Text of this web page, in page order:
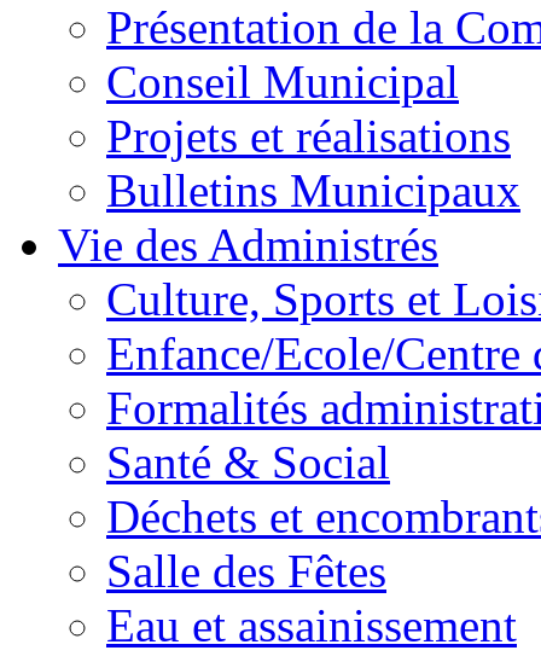
Présentation de la
Conseil Municipal
Projets et réalisations
Bulletins Municipaux
Vie des Administrés
Culture, Sports et
Enfance/Ecole/Centre
Formalités
Santé & Social
Déchets et
Salle des Fêtes
Eau et assainissement